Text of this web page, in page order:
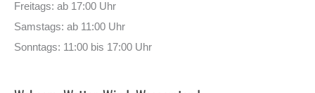
Freitags: ab 17:00 Uhr
Samstags: ab 11:00 Uhr
Sonntags: 11:00 bis 17:00 Uhr